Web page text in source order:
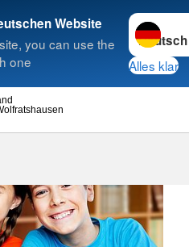
Website
you can use the
one
Sprache
Alles klar
Suche